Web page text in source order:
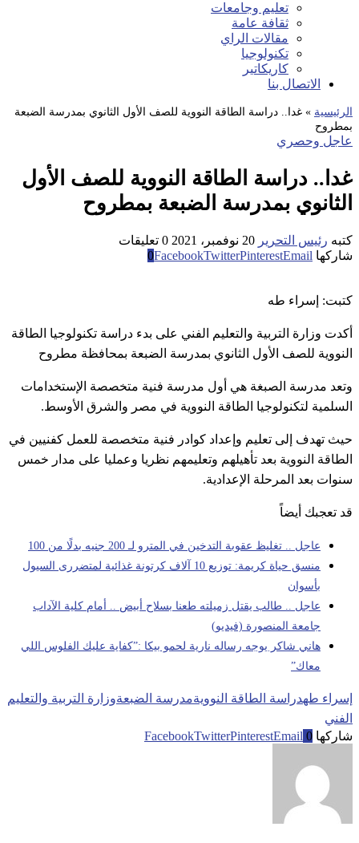
تعليم وجامعات
ثقافة عامة
مقالات الراي
تكنولوجيا
كاريكاتير
الاتصال بنا
الرئيسية » غدا.. دراسة الطاقة النووية للصف الأول الثانوي بمدرسة الضبعة
بمطروح
عاجل وحصري
غدا.. دراسة الطاقة النووية للصف الأول
الثانوي بمدرسة الضبعة بمطروح
كتبه رئيس التحرير 20 نوفمبر، 2021
0 تعليقات
شاركها
0FacebookTwitterPinterestEmail
كتبت: إسراء طه
أكدت وزارة التربية والتعليم الفني على بدء دراسة تكنولوجيا الطاقة
النووية للصف الأول الثانوي بمدرسة الضبعة بمحافظة مطروح
وتعد مدرسة الصبغة هي أول مدرسة فنية متخصصة الإستخدامات
السلمية لتكنولوجيا الطاقة النووية في مصر والشرق الأوسط.
حيث تهدف إلى تعليم وإعداد كوادر فنية متخصصة للعمل كفنيين في
الطاقة النووية بعد تأهيلهم وتعليمهم نظريا وعمليا على مدار خمس
سنوات بعد المرحلة الإعدادية.
قد تعجبك أيضاً
عاجل .. تغليظ عقوبة التدخين في المترو لـ 200 جنيه بدلًا من 100
منسق حياة كريمة: توزيع 10 آلاف كرتونة غذائية لمتضررى السيول
بأسوان
عاجل .. طالب يقتل زميلته طعنا بسلاح أبيض .. أمام كلية الآداب
جامعة المنصورة (فيديو)
هاني شاكر يوجه رساله نارية لحمو بيكا :”كفاية عليك الفلوس اللي
معاك”
إسراء طهدراسة الطاقة النوويةمدرسة الضبعةوزارة التربية والتعليم
الفني
شاركها 0
FacebookTwitterPinterestEmail